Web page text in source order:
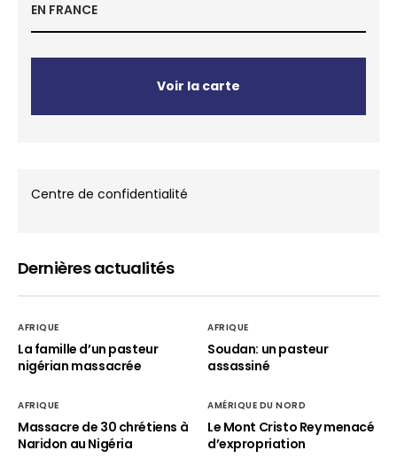
EN FRANCE
Voir la carte
Centre de confidentialité
Dernières actualités
AFRIQUE
La famille d’un pasteur
nigérian massacrée
AFRIQUE
Soudan: un pasteur
assassiné
AFRIQUE
Massacre de 30 chrétiens à
Naridon au Nigéria
AMÉRIQUE DU NORD
Le Mont Cristo Rey menacé
d’expropriation